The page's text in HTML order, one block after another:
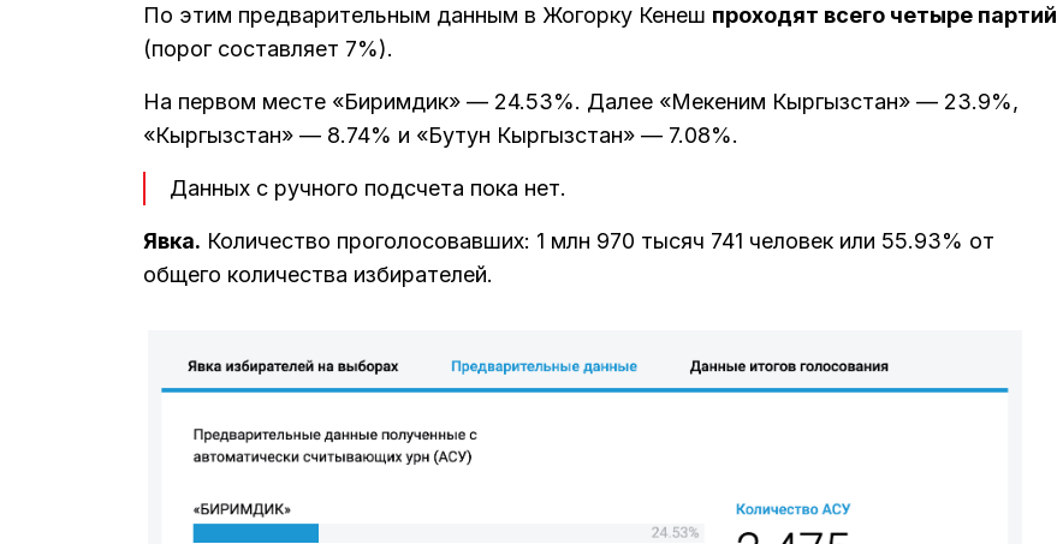
По этим предварительным данным в Жогорку Кенеш проходят всего четыре партий
(порог составляет 7%).
На первом месте «Биримдик» — 24.53%. Далее «Мекеним Кыргызстан» — 23.9%,
«Кыргызстан» — 8.74% и «Бутун Кыргызстан» — 7.08%.
Данных с ручного подсчета пока нет.
Явка. Количество проголосовавших: 1 млн 970 тысяч 741 человек или 55.93% от
общего количества избирателей.